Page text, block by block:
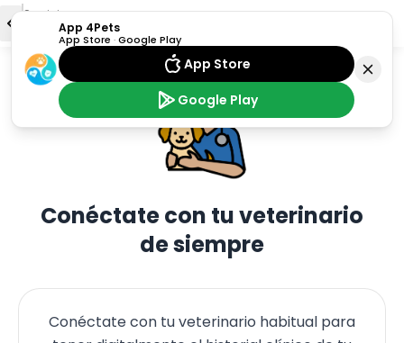
Servicios
Veterinario
Conéctate con tu veterinario
de siempre
Conéctate con tu veterinario habitual para
App 4Pets
App Store ·Google Play
App Store
Google Play